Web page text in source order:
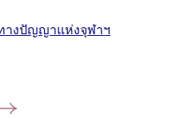
างปัญญาแห่งจุฬาฯ